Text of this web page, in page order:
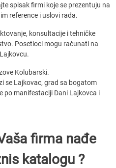
spisak firmi koje se prezentuju na
reference i uslovi rada.
konsultacije i tehničke
Posetioci mogu računati na
Kolubarski.
se Lajkovac, grad sa bogatom
po manifestaciji Dani Lajkovca i
firma nađe
katalogu ?